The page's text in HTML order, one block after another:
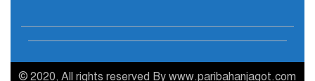
বাস ড্রাইভার নিকোলাস মাদুরো
প্রেসিডেন্ট
© 2020, All rights reserved By www.paribahanjagot.com